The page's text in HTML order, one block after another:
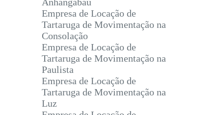
Empresa de Locação de
Tartaruga de Movimentação na
Consolação
Empresa de Locação de
Tartaruga de Movimentação na
Paulista
Empresa de Locação de
Tartaruga de Movimentação na
Luz